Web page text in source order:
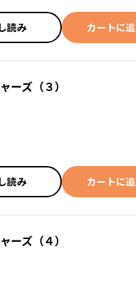
読み カートに
ーズ（３）
読み カートに
ーズ（４）